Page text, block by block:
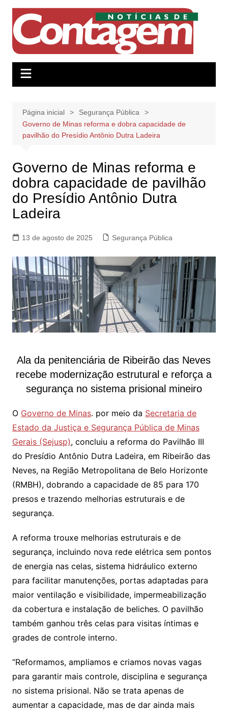
conteúdo
Página inicial
Segurança Pública
Governo de Minas reforma e dobra capacidade de
pavilhão do Presídio Antônio Dutra Ladeira
Governo de Minas reforma e
dobra capacidade de pavilhão
do Presídio Antônio Dutra
Ladeira
13 de agosto de 2025 Segurança Pública
Ala da penitenciária de Ribeirão das Neves
recebe modernização estrutural e reforça a
segurança no sistema prisional mineiro
O Governo de Minas. por meio da Secretaria de
Estado da Justiça e Segurança Pública de Minas
Gerais (Sejusp), concluiu a reforma do Pavilhão III
do Presídio Antônio Dutra Ladeira, em Ribeirão das
Neves, na Região Metropolitana de Belo Horizonte
(RMBH), dobrando a capacidade de 85 para 170
presos e trazendo melhorias estruturais e de
segurança.
A reforma trouxe melhorias estruturais e de
segurança, incluindo nova rede elétrica sem pontos
de energia nas celas, sistema hidráulico externo
para facilitar manutenções, portas adaptadas para
maior ventilação e visibilidade, impermeabilização
da cobertura e instalação de beliches. O pavilhão
também ganhou três celas para visitas íntimas e
grades de controle interno.
“Reformamos, ampliamos e criamos novas vagas
para garantir mais controle, disciplina e segurança
no sistema prisional. Não se trata apenas de
aumentar a capacidade, mas de dar ainda mais